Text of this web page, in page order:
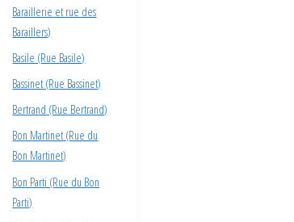
Baraillerie et rue des
Baraillers)
Basile (Rue Basile)
Bassinet (Rue Bassinet)
Bertrand (Rue Bertrand)
Bon Martinet (Rue du
Bon Martinet)
Bon Parti (Rue du Bon
Parti)